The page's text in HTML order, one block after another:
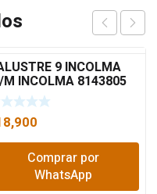
9 INCOLMA
INCOLMA 8143805
Comprar por
WhatsApp